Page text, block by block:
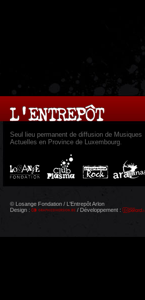
Seul lieu permanent de diffusion de Musiques
Actuelles en Province de Luxembourg.
© Losange Fondation / L'Entrepôt Arlon
Design :
/ Développement :